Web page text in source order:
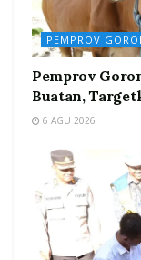
PEMPROV
Pemprov
Buatan,
6 AGU 2026